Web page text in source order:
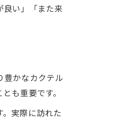
良い」「また来
豊かなカクテル
も重要です。
実際に訪れた